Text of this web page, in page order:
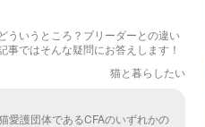
ういうところ？ブリーダーとの違い
ではそんな疑問にお答えします！
猫と暮らしたい
愛護団体であるCFAのいずれかの